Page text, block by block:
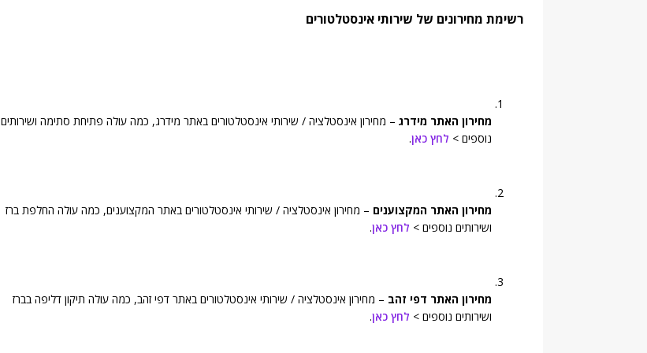
רשימת מחירונים של שירותי אינסטלטורים
מחירון האתר מידרג – מחירון אינסטלציה / שירותי אינסטלטורים באתר מידרג, כמה עולה פתיחת סתימה ושירותים
נוספים > לחץ כאן.
מחירון האתר המקצוענים – מחירון אינסטלציה / שירותי אינסטלטורים באתר המקצוענים, כמה עולה החלפת ברז
ושירותים נוספים > לחץ כאן.
מחירון האתר דפי זהב – מחירון אינסטלציה / שירותי אינסטלטורים באתר דפי זהב, כמה עולה תיקון דליפה בברז
ושירותים נוספים > לחץ כאן.